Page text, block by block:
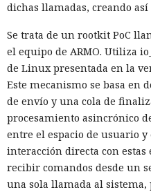
dichas llamadas, creando
Se trata de un rootkit PoC
el equipo de ARMO. Utiliza
de Linux presentada en la
Este mecanismo se basa en
de envío y una cola de
procesamiento asincrónico
entre el espacio de usuario y
interacción directa con
recibir comandos desde un
una sola llamada al